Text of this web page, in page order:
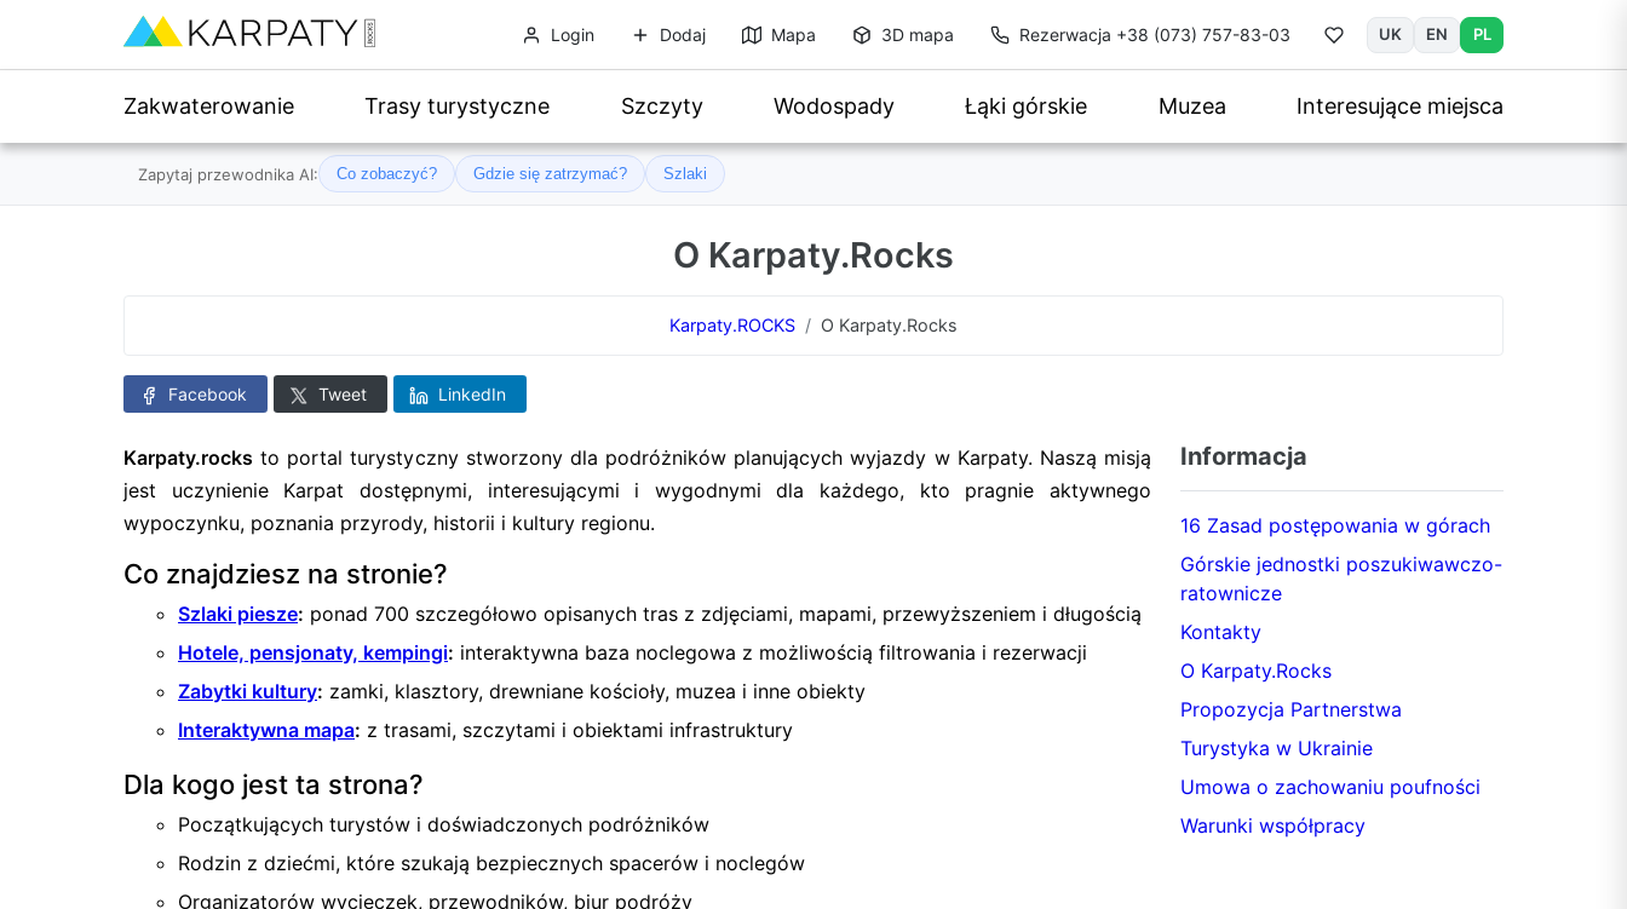
Login Dodaj Mapa 3D mapa Rezerwacja +38 (073) 757-83-03 UK EN PL
Zakwaterowanie Trasy turystyczne Szczyty Wodospady Łąki górskie Muzea Interesujące miejsca
Zapytaj przewodnika AI: Co zobaczyć? Gdzie się zatrzymać? Szlaki
O Karpaty.Rocks
Karpaty.ROCKS O Karpaty.Rocks
Facebook Tweet LinkedIn
Karpaty.rocks to portal turystyczny stworzony dla podróżników planujących wyjazdy w Karpaty. Naszą misją
jest uczynienie Karpat dostępnymi, interesującymi i wygodnymi dla każdego, kto pragnie aktywnego
wypoczynku, poznania przyrody, historii i kultury regionu.
Co znajdziesz na stronie?
Szlaki piesze: ponad 700 szczegółowo opisanych tras z zdjęciami, mapami, przewyższeniem i długością
Hotele, pensjonaty, kempingi: interaktywna baza noclegowa z możliwością filtrowania i rezerwacji
Zabytki kultury: zamki, klasztory, drewniane kościoły, muzea i inne obiekty
Interaktywna mapa: z trasami, szczytami i obiektami infrastruktury
Dla kogo jest ta strona?
Początkujących turystów i doświadczonych podróżników
Rodzin z dziećmi, które szukają bezpiecznych spacerów i noclegów
Organizatorów wycieczek, przewodników, biur podróży
Informacja
16 Zasad postępowania w górach
Górskie jednostki poszukiwawczo-
ratownicze
Kontakty
O Karpaty.Rocks
Propozycja Partnerstwa
Turystyka w Ukrainie
Umowa o zachowaniu poufności
Warunki współpracy